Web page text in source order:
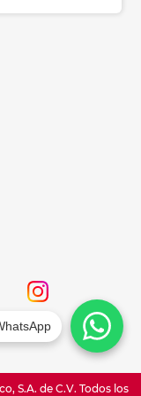
S.A. de C.V. Todos los